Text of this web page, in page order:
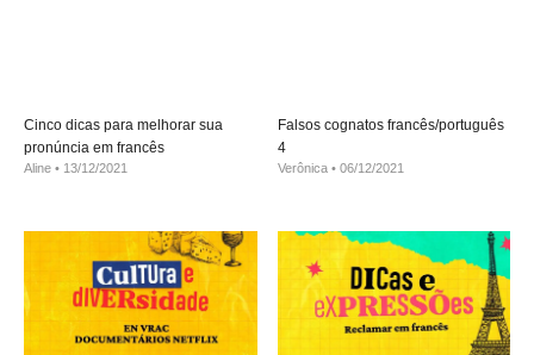
Cinco dicas para melhorar sua
pronúncia em francês
Aline 13/12/2021
Falsos cognatos francês/português
4
Verônica 06/12/2021